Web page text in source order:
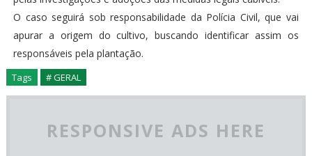
O caso seguirá sob responsabilidade da Polícia Civil, que vai
apurar a origem do cultivo, buscando identificar assim os
responsáveis pela plantação.
Tags # GERAL
RESPONSIVE ADS HERE